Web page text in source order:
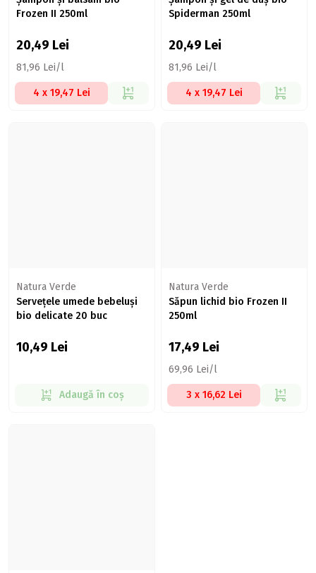
Frozen II 250ml
20,49 Lei
81,96 Lei/l
4 x 19,47 Lei
Spiderman 250ml
20,49 Lei
81,96 Lei/l
4 x 19,47 Lei
Natura Verde
Servețele umede bebeluși
bio delicate 20 buc
10,49 Lei
Adaugă în coș
Natura Verde
Săpun lichid bio Frozen II
250ml
17,49 Lei
69,96 Lei/l
3 x 16,62 Lei